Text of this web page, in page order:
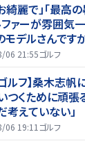
綺麗で」「最高
ァーが雰囲
モデルさんですか
06 21:55ゴルフ
ルフ】桑木志
つくために頑
考えていない」
06 19:11 ゴルフ